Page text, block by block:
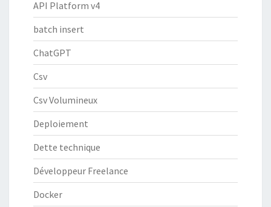
API Platform v4
batch insert
ChatGPT
Csv
Csv Volumineux
Deploiement
Dette technique
Développeur Freelance
Docker